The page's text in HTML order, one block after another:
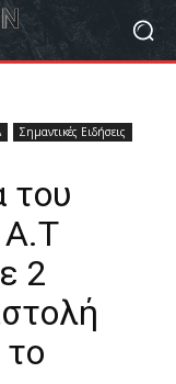
Σημαντικές Ειδήσεις
του
Α.Τ
2